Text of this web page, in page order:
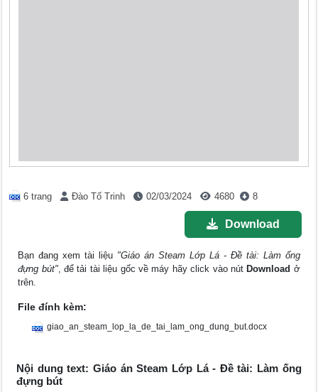
6 trang Đào Tố Trinh 02/03/2024 4680 8
Download
Bạn đang xem tài liệu "Giáo án Steam Lớp Lá - Đề tài: Làm ống
đựng bút", để tải tài liệu gốc về máy hãy click vào nút Download ở
trên.
File đính kèm:
giao_an_steam_lop_la_de_tai_lam_ong_dung_but.docx
Nội dung text: Giáo án Steam Lớp Lá - Đề tài: Làm ống
đựng bút